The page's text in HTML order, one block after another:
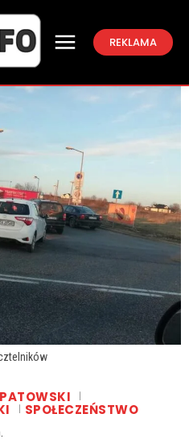
REKLAMA
SPOŁECZEŃSTWO